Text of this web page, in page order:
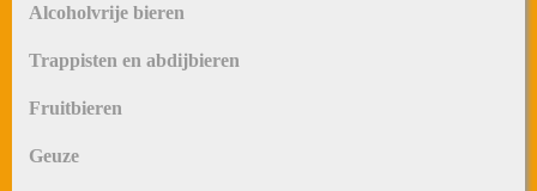
Alcoholvrije bieren
Trappisten en abdijbieren
Fruitbieren
Geuze